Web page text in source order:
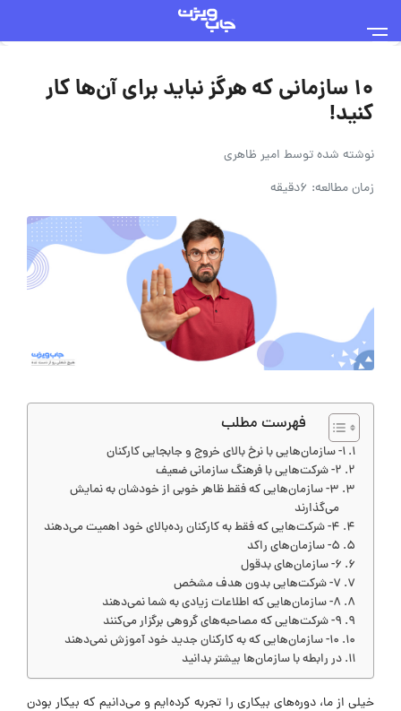
۱۰ سازمانی که هرگز نباید برای آن‌ها کار
کنید!
نوشته شده توسط امیر ظاهری
زمان مطالعه: 6دقیقه
فهرست مطلب
1- سازمان‌هایی با نرخ بالای خروج و جابجایی کارکنان
2- شرکت‌هایی با فرهنگ سازمانی ضعیف
3- سازمان‌هایی که فقط ظاهر خوبی از خودشان به نمایش
می‌گذارند
۴- شرکت‌هایی که فقط به کارکنان رده‌بالای خود اهمیت می‌دهند
5- سازمان‌های راکد
6- سازمان‌های بدقول
7- شرکت‌هایی بدون هدف مشخص
8- سازمان‌هایی که اطلاعات زیادی به شما نمی‌دهند
9- شرکت‌هایی که مصاحبه‌های گروهی برگزار می‌کنند
10- سازمان‌هایی که به کارکنان جدید خود آموزش نمی‌دهند
در رابطه با سازمان‌ها بیشتر بدانید
خیلی از ما، دوره‌های بیکاری را تجربه کرده‌ایم و می‌دانیم که بیکار بودن